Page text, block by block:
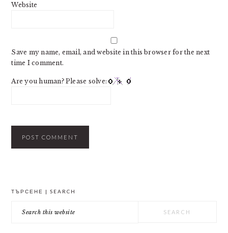
Website
Save my name, email, and website in this browser for the next
time I comment.
Are you human? Please solve:
ТЪРСЕНЕ | SEARCH
this